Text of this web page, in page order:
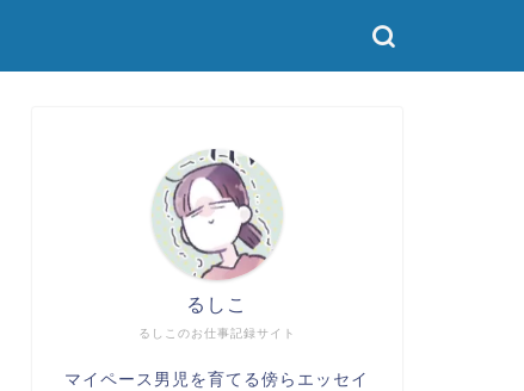
るしこのお仕事記録サイト
るしこ
マイペース男児を育てる傍らエッセイ